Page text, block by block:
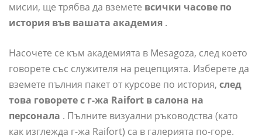
мисии, ще трябва да вземете всички часове по
история във вашата академия .
Насочете се към академията в Mesagoza, след което
говорете със служителя на рецепцията. Изберете да
вземете пълния пакет от курсове по история, след
това говорете с г-жа Raifort в салона на
персонала . Пълните визуални ръководства (като
как изглежда г-жа Raifort) са в галерията по-горе.